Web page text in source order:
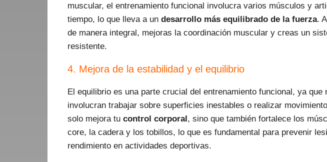
muscular, el entrenamiento funcional involucra varios músculos y
tiempo, lo que lleva a un desarrollo más equilibrado de la fuerza.
de manera integral, mejoras la coordinación muscular y creas un
resistente.
4. Mejora de la estabilidad y el equilibrio
El equilibrio es una parte crucial del entrenamiento funcional, ya
involucran trabajar sobre superficies inestables o realizar
solo mejora tu control corporal, sino que también fortalece los
core, la cadera y los tobillos, lo que es fundamental para prevenir
rendimiento en actividades deportivas.